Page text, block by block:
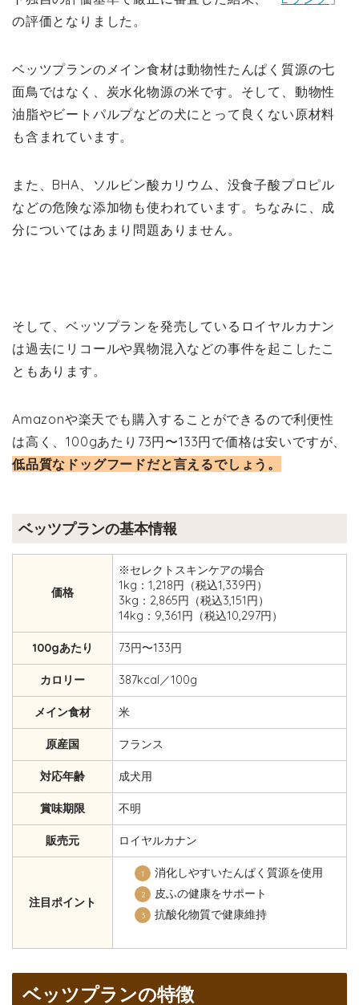
の評価となりました。
ベッツプランのメイン食材は動物性たんぱく質源の七
面鳥ではなく、炭水化物源の米です。そして、動物性
油脂やビートパルプなどの犬にとって良くない原材料
も含まれています。
また、BHA、ソルビン酸カリウム、没食子酸プロピル
などの危険な添加物も使われています。ちなみに、成
分についてはあまり問題ありません。
そして、ベッツプランを発売しているロイヤルカナン
は過去にリコールや異物混入などの事件を起こしたこ
ともあります。
Amazonや楽天でも購入することができるので利便性
は高く、100gあたり73円〜133円で価格は安いですが、
低品質なドッグフードだと言えるでしょう。
ベッツプランの基本情報
価格
※セレクトスキンケアの場合
1kg：1,218円（税込1,339円）
3kg：2,865円（税込3,151円）
14kg：9,361円（税込10,297円）
100gあたり 73円〜133円
カロリー 387kcal／100g
メイン食材 米
原産国 フランス
対応年齢 成犬用
賞味期限 不明
販売元 ロイヤルカナン
注目ポイント
消化しやすいたんぱく質源を使用
皮ふの健康をサポート
抗酸化物質で健康維持
ベッツプランの特徴